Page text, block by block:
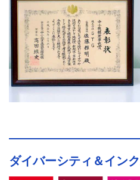
ダイバーシティ＆イン